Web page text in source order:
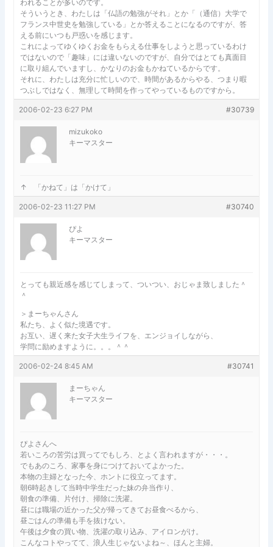
われることが多いのです。
そういうとき、わたしは「仏語の勉強がそれ」とか「（通信）大学で
フランス中世史を勉強している」とか答えることになるのですが、答
える前にいつも戸惑いを感じます。
これによってゆくゆくお金をもらえる仕事をしようと思っているわけ
ではないので「趣味」には違いないのですが、自分ではとても真面目
に取り組んでいますし、かなりのお金もかねているからです。
それに、わたしは充分に忙しいので、時間があるからやる、つまり暇
つぶしではなく、無理して時間を作ってやっているものですから。
2006-02-23 6:27 PM #30739
mizukoko
キーマスター
↑ 「かねて」は「かけて」
2006-02-23 11:27 PM #30740
ぴよ
キーマスター
とっても親近感を感じてしまって、ついつい、おじゃま致しました＾
＾
＞まーちゃんさん
私たち、よく似た境遇です。
お互い、遅く来た女子大生ライフを、エンジョイしながら、
学問に励めますように。。。＾＾
2006-02-24 8:45 AM #30741
まーちゃん
キーマスター
ぴよさんへ
若いころの苦労は買ってでもしろ、とよく言われますが・・・。
でもあのころ、家事を身につけておいてよかった。
本物の主婦となった今、ホントに役立ってます。
朝6時起きして当時中学生だった妹の弁当作り、
朝食の準備、片付け、掃除に洗濯。
昼には職場の近かった父が帰ってきてお昼食べるから、
昼ごはんの準備も手を抜けない。
午後は夕食の買い物、洗濯の取り込み、アイロンがけ。
こんなコトやってて、浪人生じゃないよね～、ほんと主婦。